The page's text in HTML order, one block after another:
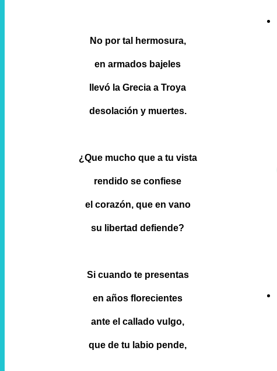
No por tal hermosura,
en armados bajeles
llevó la Grecia a Troya
desolación y muertes.
¿Que mucho que a tu vista
rendido se confiese
el corazón, que en vano
su libertad defiende?
Si cuando te presentas
en años florecientes
ante el callado vulgo,
que de tu labio pende,